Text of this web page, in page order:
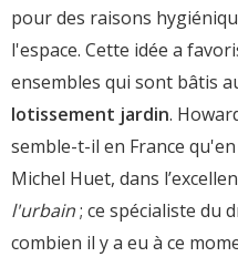
pour des raisons
l'espace. Cette idée a
ensembles qui sont bâtis
lotissement jardin.
semble-t-il en France
Michel Huet, dans
l'urbain; ce spécialiste du
combien il y a eu à ce